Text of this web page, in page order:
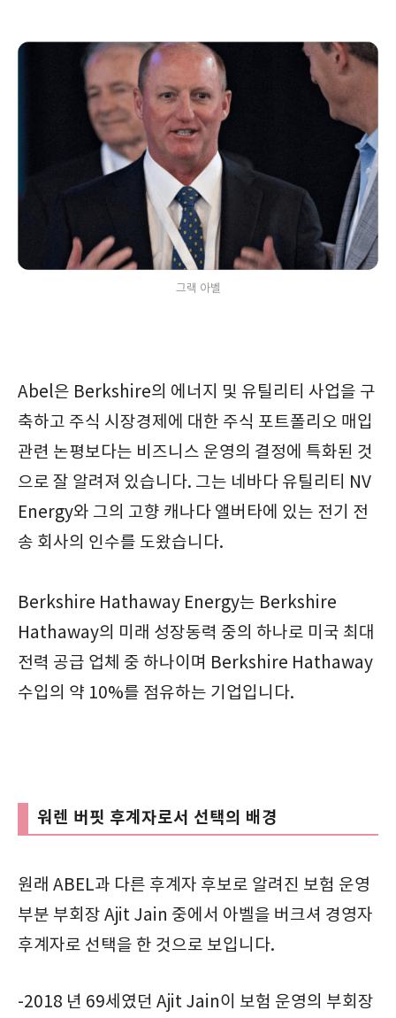
그랙 아벨
Abel은 Berkshire의 에너지 및 유틸리티 사업을 구
축하고 주식 시장경제에 대한 주식 포트폴리오 매입
관련 논평보다는 비즈니스 운영의 결정에 특화된 것
으로 잘 알려져 있습니다. 그는 네바다 유틸리티 NV
Energy와 그의 고향 캐나다 앨버타에 있는 전기 전
송 회사의 인수를 도왔습니다.
Berkshire Hathaway Energy는 Berkshire
Hathaway의 미래 성장동력 중의 하나로 미국 최대
전력 공급 업체 중 하나이며 Berkshire Hathaway
수입의 약 10%를 점유하는 기업입니다.
워렌 버핏 후계자로서 선택의 배경
원래 ABEL과 다른 후계자 후보로 알려진 보험 운영
부분 부회장 Ajit Jain 중에서 아벨을 버크셔 경영자
후계자로 선택을 한 것으로 보입니다.
-2018 년 69세였던 Ajit Jain이 보험 운영의 부회장